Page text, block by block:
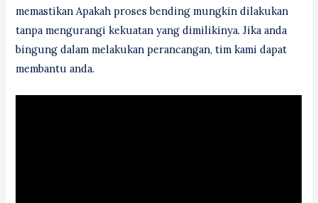
memastikan Apakah proses bending mungkin dilakukan
tanpa mengurangi kekuatan yang dimilikinya. Jika anda
bingung dalam melakukan perancangan, tim kami dapat
membantu anda.